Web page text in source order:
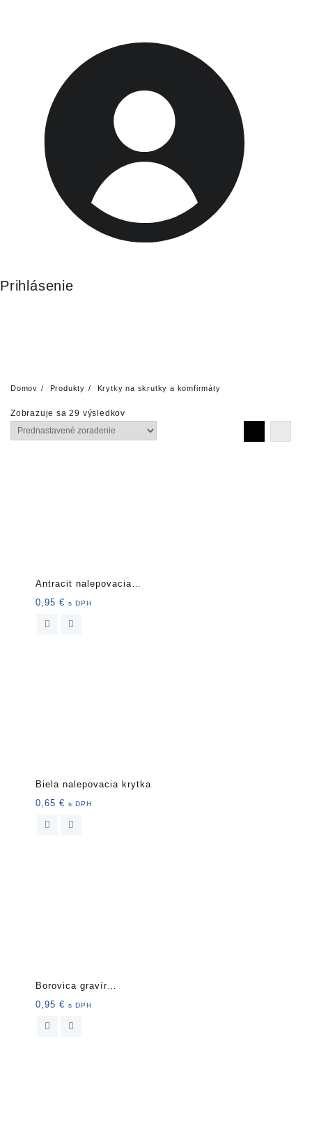
Prihlásenie
Domov Produkty Krytky na skrutky a komfirmáty
Zobrazuje sa 29 výsledkov
Antracit nalepovacia
krytka
0,95 € s DPH
Biela nalepovacia krytka
0,65 € s DPH
Borovica gravír
nalepovacia krytka
0,95 € s DPH